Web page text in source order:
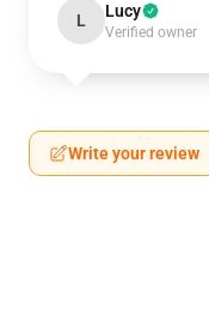
L Lucy
Verified owner
Write your review